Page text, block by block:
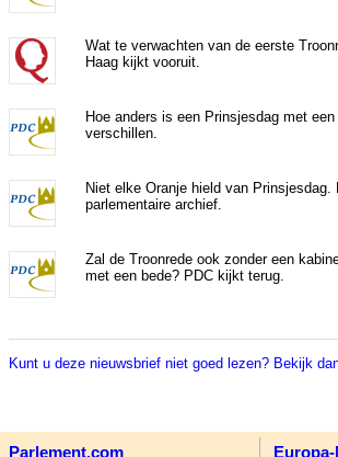
Wat te verwachten van de eerste
Haag kijkt vooruit.
Hoe anders is een Prinsjesdag met
verschillen.
Niet elke Oranje hield van Prinsjesdag.
parlementaire archief.
Zal de Troonrede ook zonder een
met een bede? PDC kijkt terug.
Kunt u deze nieuwsbrief niet goed lezen? Bekijk
Parlement.com